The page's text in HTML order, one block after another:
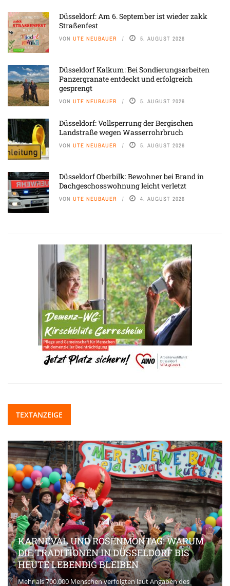
Düsseldorf: Am 6. September ist wieder zakk
Straßenfest
VON UTE NEUBAUER 5. AUGUST 2026
Düsseldorf Kalkum: Bei Sondierungsarbeiten
Panzergranate entdeckt und erfolgreich
gesprengt
VON UTE NEUBAUER 5. AUGUST 2026
Düsseldorf: Vollsperrung der Bergischen
Landstraße wegen Wasserrohrbruch
VON UTE NEUBAUER 5. AUGUST 2026
Düsseldorf Oberbilk: Bewohner bei Brand in
Dachgeschosswohnung leicht verletzt
VON UTE NEUBAUER 4. AUGUST 2026
TEXTANZEIGE
KARNEVAL UND ROSENMONTAG: WARUM
DIE TRADITIONEN IN DÜSSELDORF BIS
HEUTE LEBENDIG BLEIBEN
Mehr als 700.000 Menschen verfolgten laut Angaben des